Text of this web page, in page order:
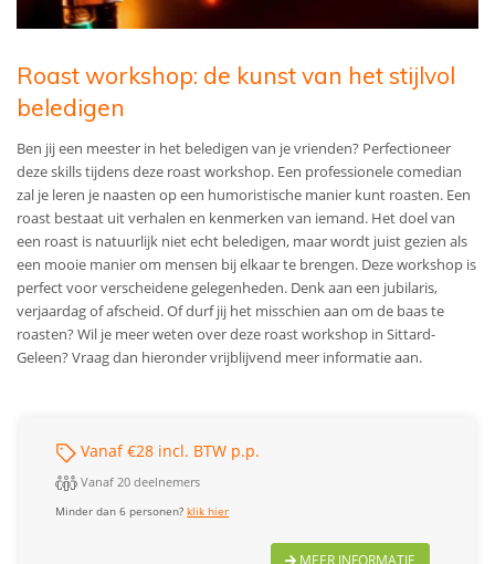
Roast workshop: de kunst van het stijlvol
beledigen
Ben jij een meester in het beledigen van je vrienden? Perfectioneer
deze skills tijdens deze roast workshop. Een professionele comedian
zal je leren je naasten op een humoristische manier kunt roasten. Een
roast bestaat uit verhalen en kenmerken van iemand. Het doel van
een roast is natuurlijk niet echt beledigen, maar wordt juist gezien als
een mooie manier om mensen bij elkaar te brengen. Deze workshop is
perfect voor verscheidene gelegenheden. Denk aan een jubilaris,
verjaardag of afscheid. Of durf jij het misschien aan om de baas te
roasten? Wil je meer weten over deze roast workshop in Sittard-
Geleen? Vraag dan hieronder vrijblijvend meer informatie aan.
Vanaf €28 incl. BTW p.p.
Vanaf 20 deelnemers
Minder dan 6 personen?klik hier